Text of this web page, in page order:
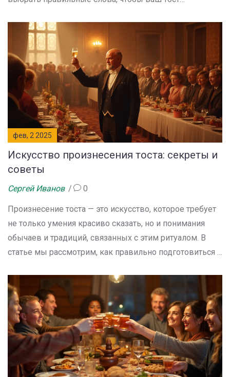
правильно подготовленную речь, искренность и
умение импровизировать. Лаконичность и чувство
юмора тоже сыграют на вашей стороне. Давайте
разберемся, как сделать ваш тост по-настоящему
крутым.
фев, 2 2025
Искусство произнесения тоста: секреты и
советы
Сергей Иванов 0
Произнесение тоста — это искусство, которое требует
не только умения красиво сказать, но и понимания
обычаев и традиций, связанных с этим ритуалом. В
статье мы рассмотрим, как правильно подготовиться к
учитывать в разных ситуациях, а также поделимся
полезными советами и интересными фактами. Этот
материал будет полезен всем, кто хочет удивить
собравшихся и оставить тёплые воспоминания о себе.
Погружайтесь в мир праздничных традиций и учитесь
поражать красноречием и остроумием.